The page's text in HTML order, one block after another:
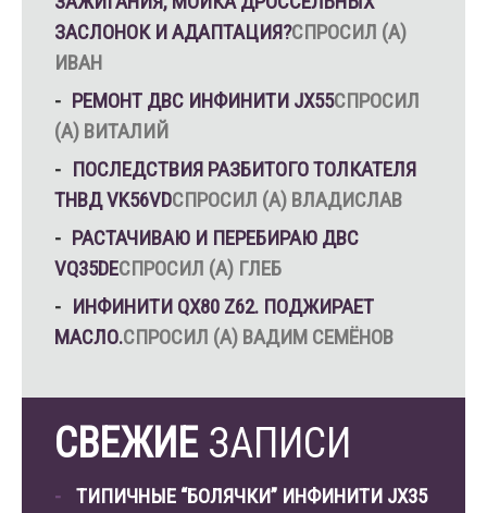
ЗАСЛОНОК И АДАПТАЦИЯ?СПРОСИЛ (А)
ИВАН
РЕМОНТ ДВС ИНФИНИТИ JX55СПРОСИЛ
(А) ВИТАЛИЙ
ПОСЛЕДСТВИЯ РАЗБИТОГО ТОЛКАТЕЛЯ
ТНВД VK56VDСПРОСИЛ (А) ВЛАДИСЛАВ
РАСТАЧИВАЮ И ПЕРЕБИРАЮ ДВС
VQ35DEСПРОСИЛ (А) ГЛЕБ
ИНФИНИТИ QX80 Z62. ПОДЖИРАЕТ
МАСЛО.СПРОСИЛ (А) ВАДИМ СЕМЁНОВ
СВЕЖИЕ ЗАПИСИ
ТИПИЧНЫЕ “БОЛЯЧКИ” ИНФИНИТИ JX35